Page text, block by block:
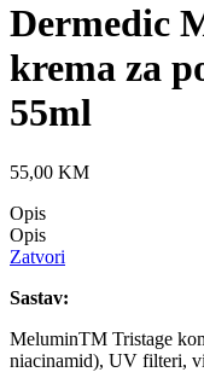
Dermedic
krema za
55ml
55,00 KM
Opis
Opis
Zatvori
Sastav:
MeluminTM Tristage
niacinamid), UV filteri,